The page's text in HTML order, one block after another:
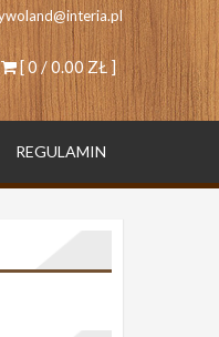
[ 0 /0.00 ZŁ]
REGULAMIN